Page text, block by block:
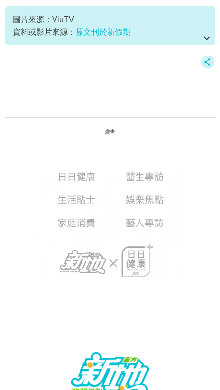
結局
劇透
圖片來源：ViuTV
資料或影片來源： 原文刊於新假期
廣告